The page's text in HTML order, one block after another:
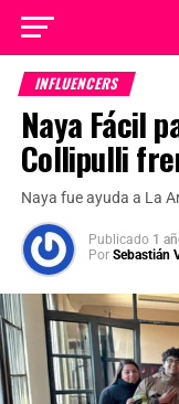
INFLUENCERS
Naya Fácil
Collipulli
Naya fue ayuda a La
Publicado 1
Por Sebastián